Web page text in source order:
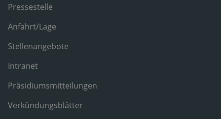
Pressestelle
Anfahrt/Lage
Stellenangebote
Intranet
Präsidiumsmitteilungen
Verkündungsblätter